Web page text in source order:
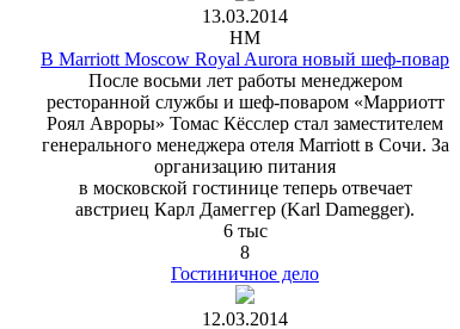
13.03.2014
HM
В Marriott Moscow Royal Aurora новый шеф-повар
После восьми лет работы менеджером
ресторанной службы и шеф-поваром «Марриотт
Роял Авроры» Томас Кёсслер стал заместителем
генерального менеджера отеля Marriott в Сочи. За
организацию питания
в московской гостинице теперь отвечает
австриец Карл Дамеггер (Karl Damegger).
6 тыс
8
Гостиничное дело
12.03.2014